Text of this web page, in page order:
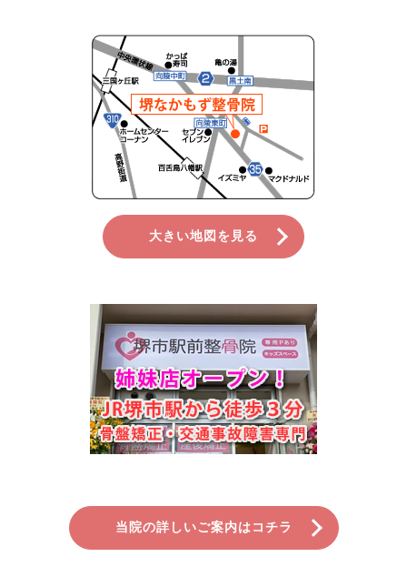
大きい地図を見る
当院の詳しいご案内はコチラ